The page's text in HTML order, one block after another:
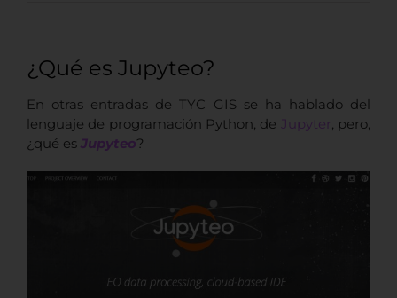
¿Qué es Jupyteo?
En otras entradas de TYC GIS se ha hablado del
lenguaje de programación Python, de Jupyter, pero,
¿qué es Jupyteo?